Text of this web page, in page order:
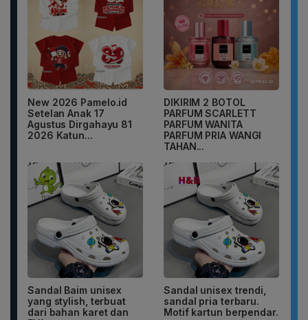
New 2026 Pamelo.id
Setelan Anak 17
Agustus Dirgahayu 81
2026 Katun...
DIKIRIM 2 BOTOL
PARFUM SCARLETT
PARFUM WANITA
PARFUM PRIA WANGI
TAHAN...
Sandal Baim unisex
yang stylish, terbuat
dari bahan karet dan
Sandal unisex trendi,
sandal pria terbaru.
Motif kartun berpendar.